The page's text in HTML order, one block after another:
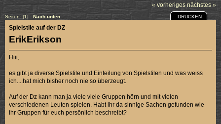
« vorheriges nächstes »
Seiten: [1] Nach unten DRUCKEN
ErikErikson
Spielstile auf der DZ
Hiii,
es gibt ja diverse Spielstile und Einteilung von Spielstilen und was weiss
ich....hat mich bisher noch nie so überzeugt.
Auf der Dz kann man ja viele viele Gruppen hörn und mit vielen
verschiedenen Leuten spielen. Habt ihr da sinnige Sachen gefunden wie
ihr Gruppen für euch persönlich beschreibt?